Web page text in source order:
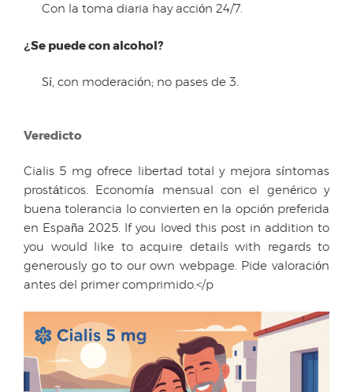
Con la toma diaria hay acción 24/7.
¿Se puede con alcohol?
Sí, con moderación; no pases de 3.
Veredicto
Cialis 5 mg ofrece libertad total y mejora síntomas
prostáticos. Economía mensual con el genérico y
buena tolerancia lo convierten en la opción preferida
en España 2025. If you loved this post in addition to
you would like to acquire details with regards to
generously go to our own webpage. Pide valoración
antes del primer comprimido.</p